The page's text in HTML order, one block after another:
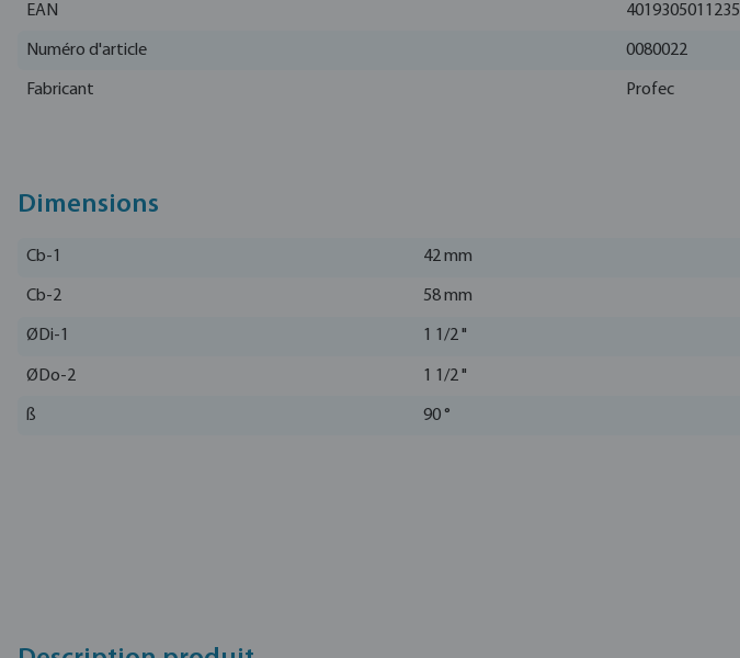
EAN 4019305011235
Numéro d'article 0080022
Fabricant Profec
Dimensions
Cb-1 42 mm
Cb-2 58 mm
ØDi-1 1 1/2 "
ØDo-2 1 1/2 "
ß 90 °